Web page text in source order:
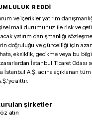
REDDİ
ve içerikler yatırım
mali durumunuz ile risk ve
yatırım danışmanlığı
doğruluğu ve güncelliği için
eksiklik, gecikme veya bu
İstanbul Ticaret Odası
İstanbul A.Ş. adına açıklanan
aittir.
şirketler
atın